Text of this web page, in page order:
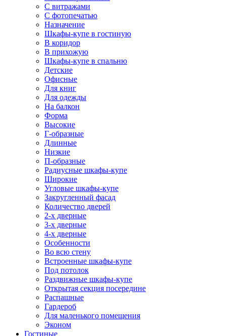
С витражами
С фотопечатью
Назначение
Шкафы-купе в гостиную
В коридор
В прихожую
Шкафы-купе в спальню
Детские
Офисные
Для книг
Для одежды
На балкон
Форма
Высокие
Г-образные
Длинные
Низкие
П-образные
Радиусные шкафы-купе
Широкие
Угловые шкафы-купе
Закругленный фасад
Количество дверей
2-х дверные
3-х дверные
4-х дверные
Особенности
Во всю стену
Встроенные шкафы-купе
Под потолок
Раздвижные шкафы-купе
Открытая секция посередине
Распашные
Гардероб
Для маленького помещения
Эконом
Гостиные